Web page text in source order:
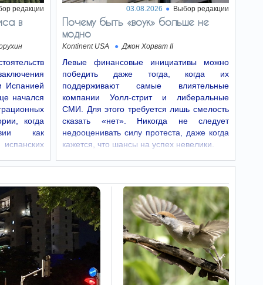
науки имени Вейцмана обнаружили, что
силденафил, активный ингредиент Виагры,
блокирует снабжение раковых клеток
холестерином и останавливает
распространение…
Израильские
ученые выяснили, как
активный компонент
Виагры останавливает
рак
Исследователи из израильского Института
науки имени Вейцмана обнаружили, что
силденафил, активный ингредиент Виагры,
блокирует снабжение раковых клеток
распространение…
05:26
Один человек,
два сезона: ученые
объяснили микроклимат
Марса
На Марсе из-за крайне разреженной
атмосферы человек может одновременно
ощущать теплое «весеннее» солнце и
ледяную «зиму».
редакции
в
Испанией
начался
когда
как
03.08.2026 Выбор редакции
Почему быть «воук» больше не
модно
Kontinent USA Джон Хорват II
Левые финансовые инициативы можно
победить даже тогда, когда их
поддерживают самые влиятельные
компании Уолл-стрит и либеральные
СМИ. Для этого требуется лишь смелость
сказать «нет». Никогда не следует
недооценивать силу протеста, даже когда
кажется, что шансы на успех невелики.